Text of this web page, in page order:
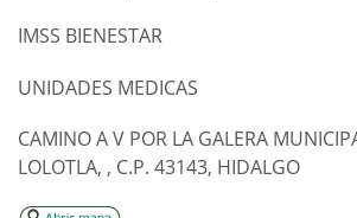
IMSS BIENESTAR
UNIDADES MEDICAS
CAMINO A V POR LA GALERA
LOLOTLA, , C.P. 43143, HIDALGO